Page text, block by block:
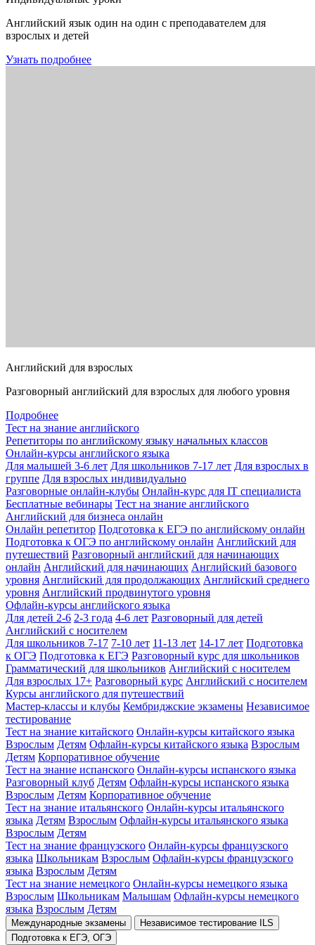
Английский язык один на один с преподавателем для
взрослых и детей
Узнать подробнее
Английский для взрослых
Разговорный английский для взрослых для любого уровня
Подробнее
Тест на знание английского
Репетиторы по английскому языку начальных классов
Онлайн-курсы английского языка
Для малышей 3-6 лет Для школьников 7-17 лет Для взрослых в
группе Для взрослых индивидуально
Разговорные онлайн-клубы Онлайн-курс для IT специалиста
Бесплатные вебинары Тест на знание английского
Английский для бизнеса онлайн
Онлайн репетитор Подготовка к ЕГЭ по английскому онлайн
Подготовка к ОГЭ по английскому онлайн Английский для
путешествий Разговорный английский для начинающих
онлайн Английский для начинающих Английский базового
уровня Английский для продолжающих Английский среднего
уровня Английский продвинутого уровня
Офлайн-курсы английского языка
Для детей 2-6 2-3 года 4-6 лет Разговорный для детей
Английский с носителем
Для школьников 7-17 7-10 лет 11-13 лет 14-17 лет Подготовка
к ОГЭ Подготовка к ЕГЭ Разговорный курс для школьников
Грамматический для школьников Английский с носителем
Для взрослых 17+ Разговорный курс Английский с носителем
Курсы английского для путешествий
Мастер-классы и клубы Кембриджские экзамены Независимое
тестирование
Тест на знание китайского Онлайн-курсы китайского языка
Взрослым Детям Офлайн-курсы китайского языка Взрослым
Детям Корпоративное обучение
Тест на знание испанского Онлайн-курсы испанского языка
Разговорный клуб Детям Офлайн-курсы испанского языка
Взрослым Детям Корпоративное обучение
Тест на знание итальянского Онлайн-курсы итальянского
языка Детям Взрослым Офлайн-курсы итальянского языка
Взрослым Детям
Тест на знание французского Онлайн-курсы французского
языка Школьникам Взрослым Офлайн-курсы французского
языка Взрослым Детям
Тест на знание немецкого Онлайн-курсы немецкого языка
Взрослым Школьникам Малышам Офлайн-курсы немецкого
языка Взрослым Детям
Международные экзамены
Независимое тестирование ILS
Подготовка к ЕГЭ, ОГЭ